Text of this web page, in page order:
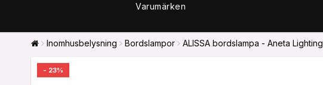
Varumärken
Inomhusbelysning Bordslampor ALISSA bordslampa - Aneta Lighting
- 23%